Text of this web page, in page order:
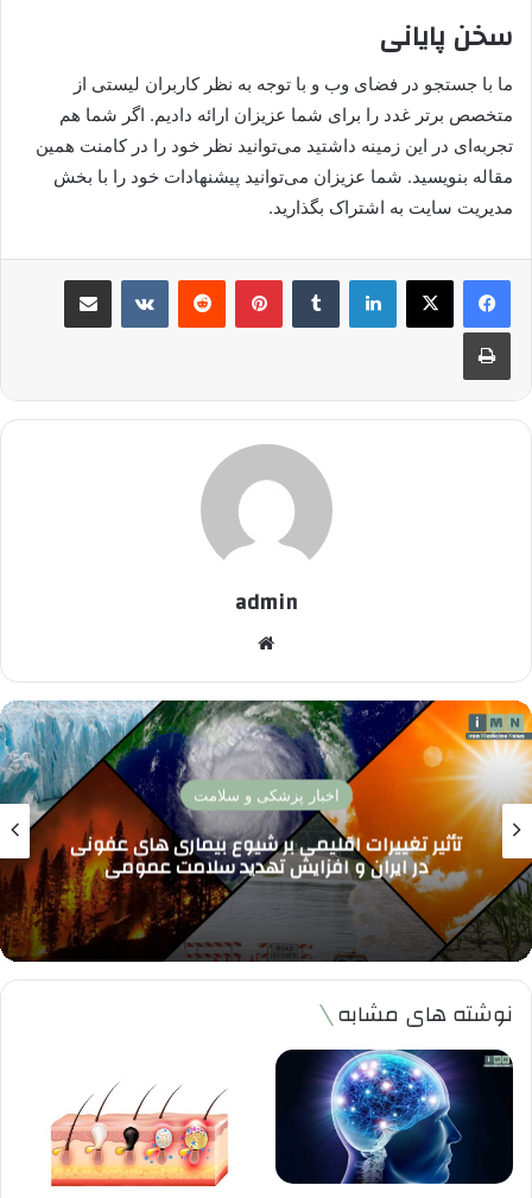
سخن پایانی
ما با جستجو در فضای وب و با توجه به نظر کاربران لیستی از
متخصص برتر غدد را برای شما عزیزان ارائه دادیم. اگر شما هم
تجربه‌ای در این زمینه داشتید می‌توانید نظر خود را در کامنت همین
مقاله بنویسید. شما عزیزان می‌توانید پیشنهادات خود را با بخش
مدیریت سایت به اشتراک بگذارید.
لینکدین ‫تامبلر پینترست‫رددیت ‫VKontakteاشتراک گذاری از طریق ایمیل
چاپ
admin
پزشکی تخصصی
واکسن آنفلوآنزا 1404 کدام بهتر است؟ بررسی
جدیدترین واکسن ها و مقایسه اثربخشی برای
پیشگیری موثر
نوشته های مشابه